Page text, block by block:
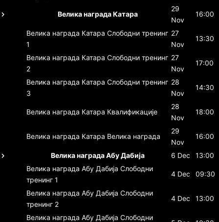
Велика награда Катара
29
Nov
16:00
Велика награда Катара Слободни тренинг
1
27
Nov
13:30
Велика награда Катара Слободни тренинг
2
27
Nov
17:00
Велика награда Катара Слободни тренинг
3
28
Nov
14:30
Велика награда Катара Квалификације
28
Nov
18:00
Велика награда Катара Велика награда
29
Nov
16:00
Велика награда Абу Дабија 6 Dec
13:00
Велика награда Абу Дабија Слободни
тренинг 1
4 Dec 09:30
Велика награда Абу Дабија Слободни
тренинг 2
4 Dec 13:00
Велика награда Абу Дабија Слободни